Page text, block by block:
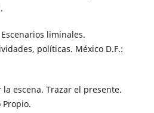
liminales.
políticas. México D.F.:
escena. Trazar el presente.
Propio.